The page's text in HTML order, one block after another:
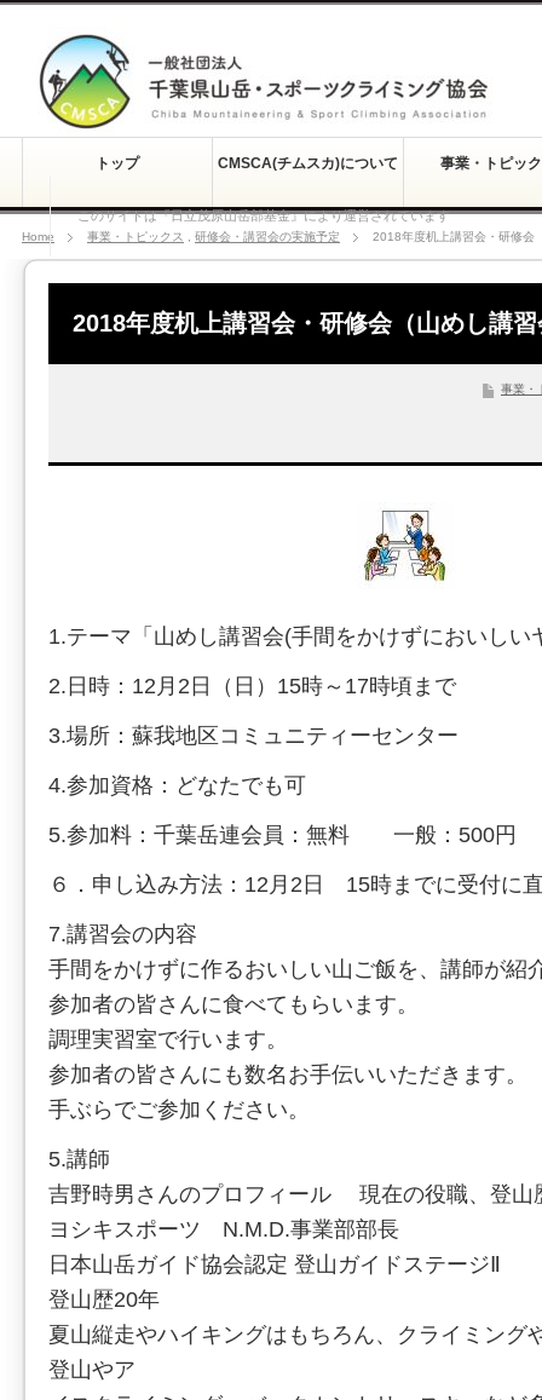
このサイトは『日立茂原山岳部基金』により運営されています
トップ CMSCA(チムスカ)について 事業・トピッ
Home 事業・トピックス 研修会・講習会の実施予定 2018年度机上講習会・研修会
2018年度机上講習会・研修会（山めし講
事業・
1.テーマ「山めし講習会(手間をかけずにおいしい
2.日時：12月2日（日）15時～17時頃まで
3.場所：蘇我地区コミュニティーセンター
4.参加資格：どなたでも可
5.参加料：千葉岳連会員：無料 一般：500円
６．申し込み方法：12月2日 15時までに受付に
7.講習会の内容
手間をかけずに作るおいしい山ご飯を、講師が紹
参加者の皆さんに食べてもらいます。
調理実習室で行います。
参加者の皆さんにも数名お手伝いいただきます。
手ぶらでご参加ください。
5.講師
吉野時男さんのプロフィール 現在の役職、登山
ヨシキスポーツ N.M.D.事業部部長
日本山岳ガイド協会認定 登山ガイドステージⅡ
登山歴20年
夏山縦走やハイキングはもちろん、クライミング
登山やア